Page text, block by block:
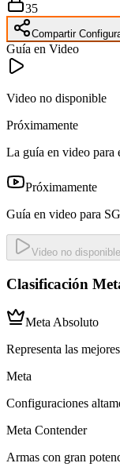
35
Compartir
Guía en Video
Video no disponible
Próximamente
La guía en video para
Próximamente
Guía en video para
Video no disponible
Clasificación
Meta Absoluto
Representa las
Meta
Configuraciones
Meta Contender
Armas con gran